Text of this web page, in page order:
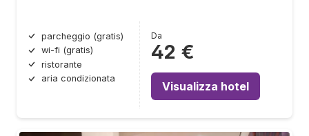
parcheggio (gratis)
wi-fi (gratis)
ristorante
aria condizionata
Da
42 €
Visualizza hotel